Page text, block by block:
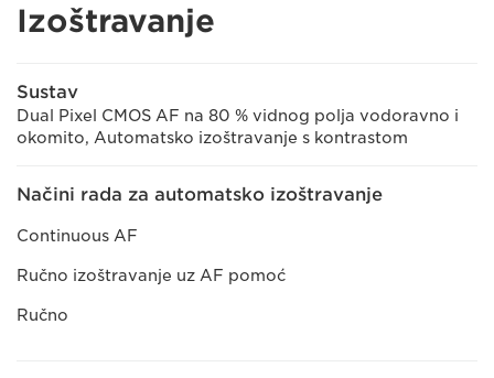
Izoštravanje
Sustav
Dual Pixel CMOS AF na 80 % vidnog polja vodoravno i
okomito, Automatsko izoštravanje s kontrastom
Načini rada za automatsko izoštravanje
Continuous AF
Ručno izoštravanje uz AF pomoć
Ručno